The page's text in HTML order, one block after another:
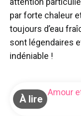
par forte chaleur
toujours d’eau
sont légendaires
indéniable !
À lire
Amour